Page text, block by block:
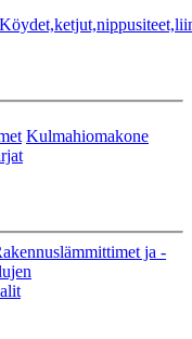
Kulmahiomakone
ja -